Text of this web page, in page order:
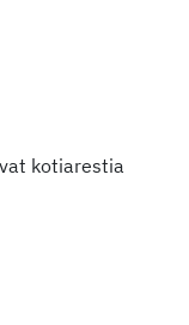
kotiarestia